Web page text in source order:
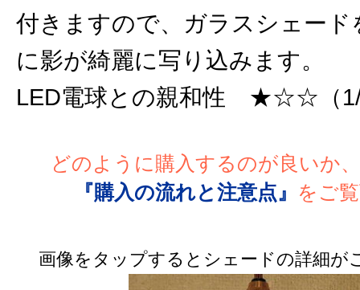
付きますので、ガラスシェード
に影が綺麗に写り込みます。
LED電球との親和性 ★☆☆（
どのように購入するのが良いか
『購入の流れと注意点』
をご
画像をタップするとシェードの詳細が